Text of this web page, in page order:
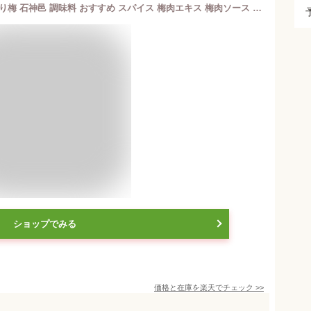
しそ漬梅肉[塩分13％]チューブ 340gねり梅 石神邑 調味料 おすすめ スパイス 梅肉エキス 梅肉ソース お弁当
ショップでみる
価格と在庫を楽天でチェック >>